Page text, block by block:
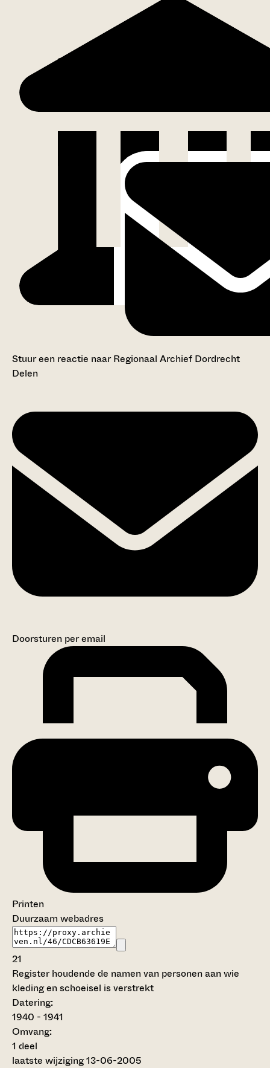
Stuur een reactie naar Regionaal Archief Dordrecht
Delen
Doorsturen per email
Printen
Duurzaam webadres
21
Register houdende de namen van personen aan wie
kleding en schoeisel is verstrekt
Datering:
1940 - 1941
Omvang:
1 deel
laatste wijziging 13-06-2005